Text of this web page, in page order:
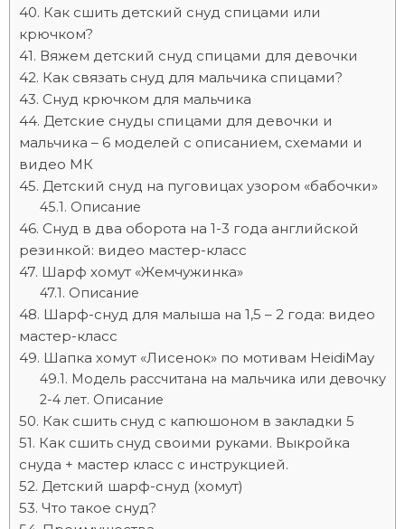
Как сшить детский снуд спицами или
крючком?
Вяжем детский снуд спицами для девочки
Как связать снуд для мальчика спицами?
Снуд крючком для мальчика
Детские снуды спицами для девочки и
мальчика – 6 моделей с описанием, схемами и
видео МК
Детский снуд на пуговицах узором «бабочки»
Описание
Снуд в два оборота на 1-3 года английской
резинкой: видео мастер-класс
Шарф хомут «Жемчужинка»
Описание
Шарф-снуд для малыша на 1,5 – 2 года: видео
мастер-класс
Шапка хомут «Лисенок» по мотивам HeidiMay
Модель рассчитана на мальчика или девочку
2-4 лет. Описание
Как сшить снуд с капюшоном в закладки 5
Как сшить снуд своими руками. Выкройка
снуда + мастер класс с инструкцией.
Детский шарф-снуд (хомут)
Что такое снуд?